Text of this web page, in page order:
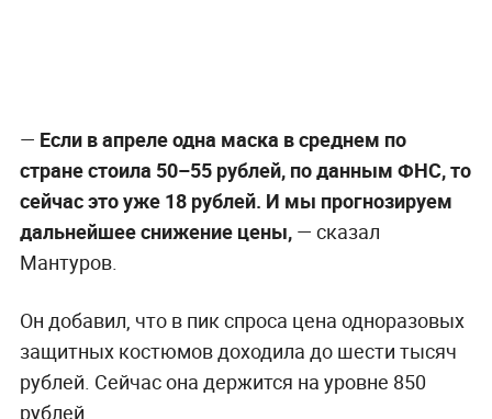
— Если в апреле одна маска в среднем по
стране стоила 50–55 рублей, по данным ФНС, то
сейчас это уже 18 рублей. И мы прогнозируем
дальнейшее снижение цены,— сказал
Мантуров.
Он добавил, что в пик спроса цена одноразовых
защитных костюмов доходила до шести тысяч
рублей. Сейчас она держится на уровне 850
рублей.